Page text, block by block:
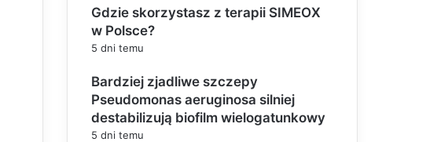
Gdzie skorzystasz z terapii SIMEOX
w Polsce?
5 dni temu
Bardziej zjadliwe szczepy
Pseudomonas aeruginosa silniej
destabilizują biofilm wielogatunkowy
5 dni temu